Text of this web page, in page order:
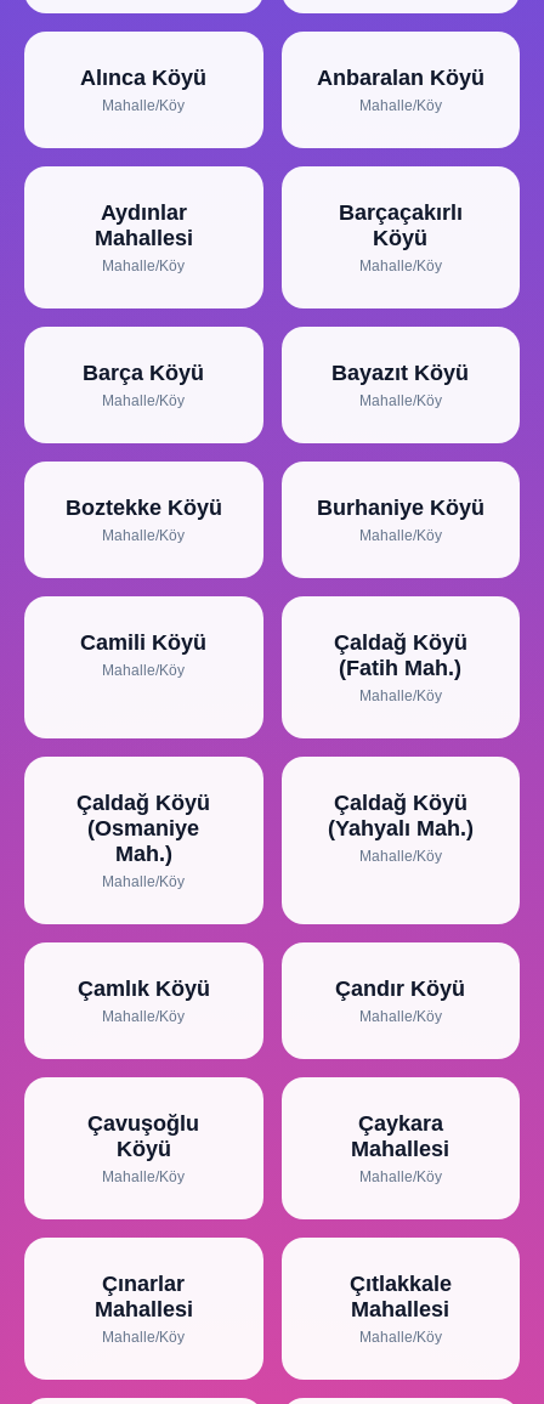
Alınca Köyü
Mahalle/Köy
Anbaralan Köyü
Mahalle/Köy
Aydınlar
Mahallesi
Mahalle/Köy
Barçaçakırlı
Köyü
Mahalle/Köy
Barça Köyü
Mahalle/Köy
Bayazıt Köyü
Mahalle/Köy
Boztekke Köyü
Mahalle/Köy
Burhaniye Köyü
Mahalle/Köy
Camili Köyü
Mahalle/Köy
Çaldağ Köyü
(Fatih Mah.)
Mahalle/Köy
Çaldağ Köyü
(Osmaniye
Mah.)
Mahalle/Köy
Çaldağ Köyü
(Yahyalı Mah.)
Mahalle/Köy
Çamlık Köyü
Mahalle/Köy
Çandır Köyü
Mahalle/Köy
Çavuşoğlu
Köyü
Mahalle/Köy
Çaykara
Mahallesi
Mahalle/Köy
Çınarlar
Mahallesi
Mahalle/Köy
Çıtlakkale
Mahallesi
Mahalle/Köy